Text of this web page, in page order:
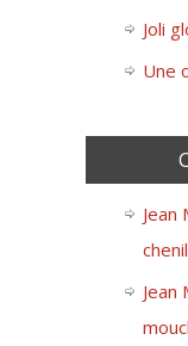
Joli
Une
Jean
Jean